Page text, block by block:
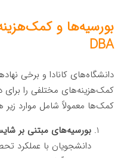
بورسیه‌ها و
DBA
دانشگاه‌های کانادا و برخی
کمک‌ها معمولاً شامل موارد زیر
بورسیه‌های مبتنی بر
دانشجویان با عملکرد